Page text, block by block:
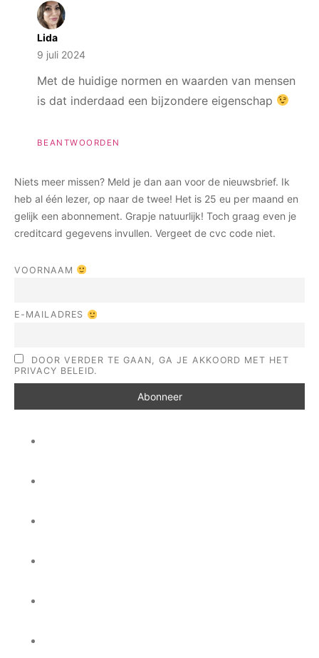
Lida
9 juli 2024
Met de huidige normen en waarden van mensen
is dat inderdaad een bijzondere eigenschap
BEANTWOORDEN
Niets meer missen? Meld je dan aan voor de nieuwsbrief. Ik
heb al één lezer, op naar de twee! Het is 25 eu per maand en
gelijk een abonnement. Grapje natuurlijk! Toch graag even je
creditcard gegevens invullen. Vergeet de cvc code niet.
VOORNAAM
E-MAILADRES
DOOR VERDER TE GAAN, GA JE AKKOORD MET HET
PRIVACY BELEID.